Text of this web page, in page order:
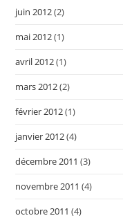
juin 2012(2)
mai 2012(1)
avril 2012(1)
mars 2012(2)
février 2012(1)
janvier 2012(4)
décembre 2011 (3)
novembre 2011 (4)
octobre 2011 (4)